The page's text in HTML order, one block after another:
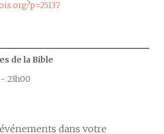
de la Bible
- 23h00
dans votre